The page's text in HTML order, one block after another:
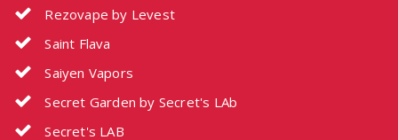
Rezovape by Levest
Saint Flava
Saiyen Vapors
Secret Garden by Secret's LAb
Secret's LAB